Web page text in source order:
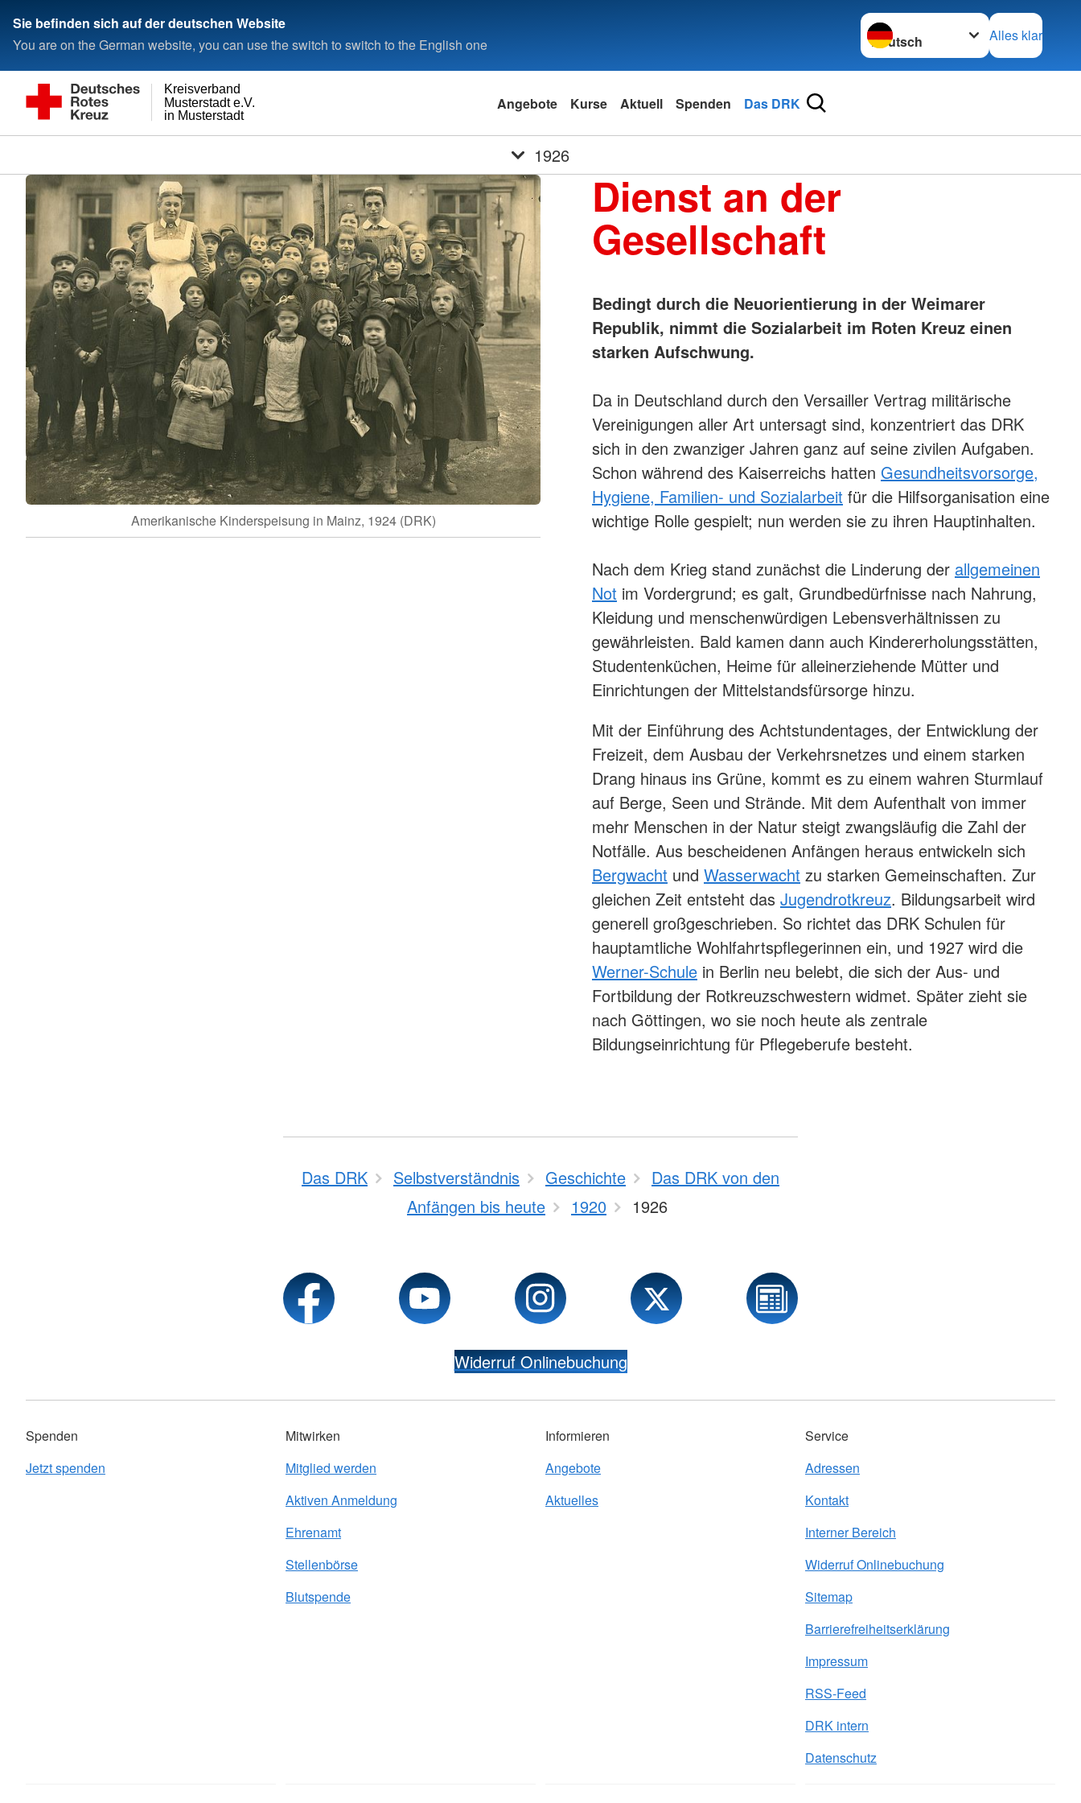
Sie befinden sich auf der deutschen Website
You are on the German website, you can use the switch to switch to the English one
Sprache wechseln zu
Alles klar
in Musterstadt
Musterstadt e.V.
Kreisverband
Angebote Kurse Aktuell Spenden Das DRK
1926
Amerikanische Kinderspeisung in Mainz, 1924 (DRK)
Dienst an der
Gesellschaft
Bedingt durch die Neuorientierung in der Weimarer
Republik, nimmt die Sozialarbeit im Roten Kreuz einen
starken Aufschwung.
Da in Deutschland durch den Versailler Vertrag militärische
Vereinigungen aller Art untersagt sind, konzentriert das DRK
sich in den zwanziger Jahren ganz auf seine zivilen Aufgaben.
Schon während des Kaiserreichs hatten Gesundheitsvorsorge,
Hygiene, Familien- und Sozialarbeit für die Hilfsorganisation eine
wichtige Rolle gespielt; nun werden sie zu ihren Hauptinhalten.
Nach dem Krieg stand zunächst die Linderung der allgemeinen
Not im Vordergrund; es galt, Grundbedürfnisse nach Nahrung,
Kleidung und menschenwürdigen Lebensverhältnissen zu
gewährleisten. Bald kamen dann auch Kindererholungsstätten,
Studentenküchen, Heime für alleinerziehende Mütter und
Einrichtungen der Mittelstandsfürsorge hinzu.
Mit der Einführung des Achtstundentages, der Entwicklung der
Freizeit, dem Ausbau der Verkehrsnetzes und einem starken
Drang hinaus ins Grüne, kommt es zu einem wahren Sturmlauf
auf Berge, Seen und Strände. Mit dem Aufenthalt von immer
mehr Menschen in der Natur steigt zwangsläufig die Zahl der
Notfälle. Aus bescheidenen Anfängen heraus entwickeln sich
Bergwacht und Wasserwacht zu starken Gemeinschaften. Zur
gleichen Zeit entsteht das Jugendrotkreuz. Bildungsarbeit wird
generell großgeschrieben. So richtet das DRK Schulen für
hauptamtliche Wohlfahrtspflegerinnen ein, und 1927 wird die
Werner-Schule in Berlin neu belebt, die sich der Aus- und
Fortbildung der Rotkreuzschwestern widmet. Später zieht sie
nach Göttingen, wo sie noch heute als zentrale
Bildungseinrichtung für Pflegeberufe besteht.
Das DRK Selbstverständnis Geschichte
Das DRK von den
Anfängen bis heute
1920 1926
Widerruf Onlinebuchung
Spenden
Jetzt spenden
Mitwirken
Mitglied werden
Aktiven Anmeldung
Ehrenamt
Stellenbörse
Blutspende
Informieren
Angebote
Aktuelles
Service
Adressen
Kontakt
Interner Bereich
Widerruf Onlinebuchung
Sitemap
Barrierefreiheitserklärung
Impressum
RSS-Feed
DRK intern
Datenschutz